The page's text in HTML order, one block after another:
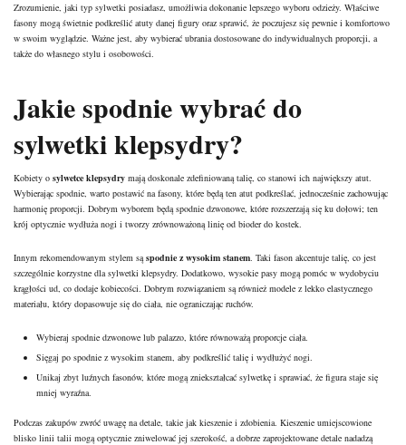
Zrozumienie, jaki typ sylwetki posiadasz, umożliwia dokonanie lepszego wyboru odzieży. Właściwe
fasony mogą świetnie podkreślić atuty danej figury oraz sprawić, że poczujesz się pewnie i komfortowo
w swoim wyglądzie. Ważne jest, aby wybierać ubrania dostosowane do indywidualnych proporcji, a
także do własnego stylu i osobowości.
Jakie spodnie wybrać do
sylwetki klepsydry?
Kobiety o sylwetce klepsydry mają doskonale zdefiniowaną talię, co stanowi ich największy atut.
Wybierając spodnie, warto postawić na fasony, które będą ten atut podkreślać, jednocześnie zachowując
harmonię proporcji. Dobrym wyborem będą spodnie dzwonowe, które rozszerzają się ku dołowi; ten
krój optycznie wydłuża nogi i tworzy zrównoważoną linię od bioder do kostek.
Innym rekomendowanym stylem sąspodnie z wysokim stanem. Taki fason akcentuje talię, co jest
szczególnie korzystne dla sylwetki klepsydry. Dodatkowo, wysokie pasy mogą pomóc w wydobyciu
krągłości ud, co dodaje kobiecości. Dobrym rozwiązaniem są również modele z lekko elastycznego
materiału, który dopasowuje się do ciała, nie ograniczając ruchów.
Wybieraj spodnie dzwonowe lub palazzo, które równoważą proporcje ciała.
Sięgaj po spodnie z wysokim stanem, aby podkreślić talię i wydłużyć nogi.
Unikaj zbyt luźnych fasonów, które mogą zniekształcać sylwetkę i sprawiać, że figura staje się
mniej wyraźna.
Podczas zakupów zwróć uwagę na detale, takie jak kieszenie i zdobienia. Kieszenie umiejscowione
blisko linii talii mogą optycznie zniwelować jej szerokość, a dobrze zaprojektowane detale nadadzą